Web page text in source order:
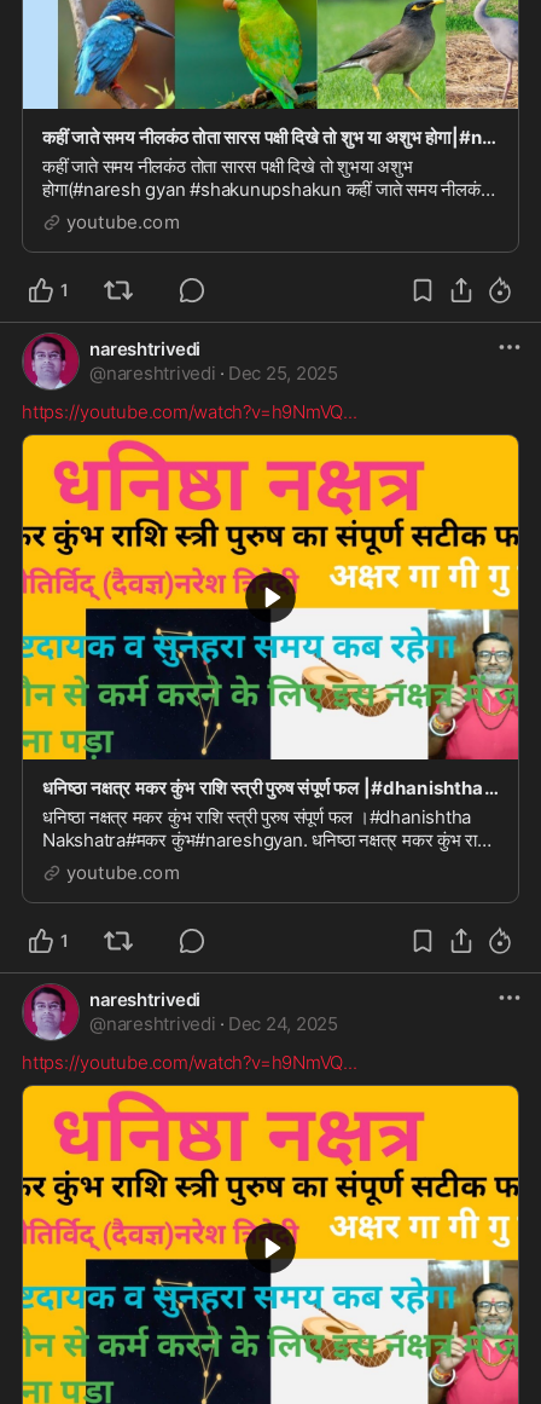
कहीं जाते समय नीलकंठ तोता सारस पक्षी दिखे तो शुभ या अशुभ होगा|#naresh gyan #shakun upshakun
कहीं जाते समय नीलकंठ तोता सारस पक्षी दिखे तो शुभया अशुभ
होगा(#naresh gyan #shakunupshakun कहीं जाते समय नीलकंठ
तोता सारस पक्षी दिखे तो शुभया अशुभ होगा(#nares...
youtube.com
1
nareshtrivedi
@nareshtrivedi · Dec 25, 2025
https://youtube.com/watch?v=h9NmVQ...
धनिष्ठा नक्षत्र मकर कुंभ राशि स्त्री पुरुष संपूर्ण फल |#dhanishtha Nakshatra#मकर कुंभ#naresh gy
धनिष्ठा नक्षत्र मकर कुंभ राशि स्त्री पुरुष संपूर्ण फल ।#dhanishtha
Nakshatra#मकर कुंभ#nareshgyan. धनिष्ठा नक्षत्र मकर कुंभ राशि
स्त्री पुरुष संपूर्ण फल ।#dha...
youtube.com
1
nareshtrivedi
@nareshtrivedi · Dec 24, 2025
https://youtube.com/watch?v=h9NmVQ...